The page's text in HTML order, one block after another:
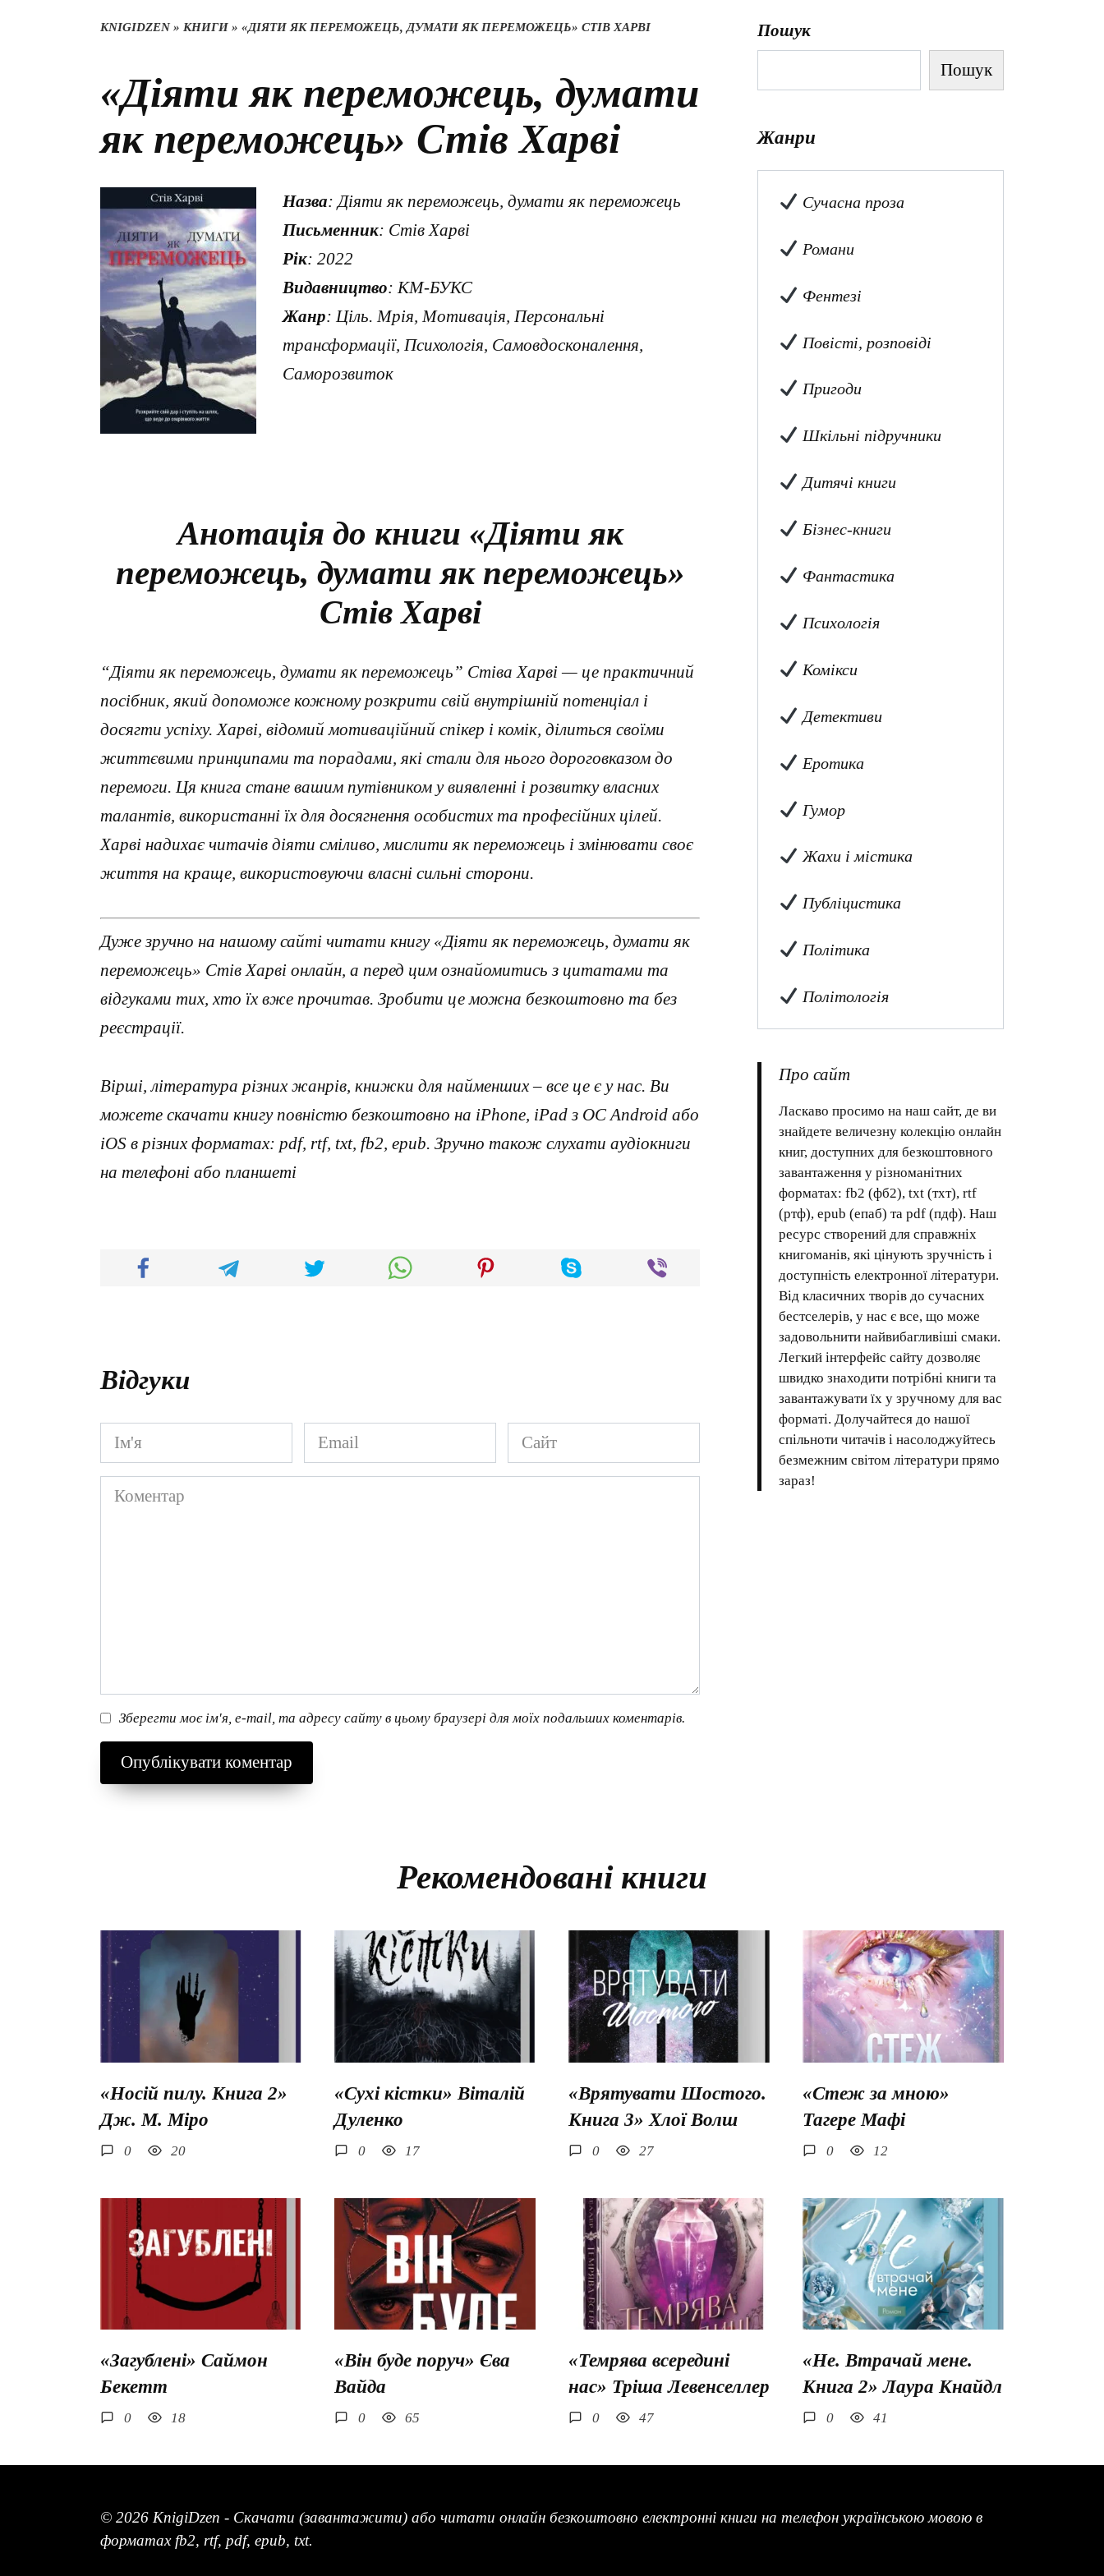
KNIGIDZEN» КНИГИ » «ДІЯТИ ЯК ПЕРЕМОЖЕЦЬ, ДУМАТИ ЯК ПЕРЕМОЖЕЦЬ» СТІВ ХАРВІ
«Діяти як переможець, думати
як переможець» Стів Харві
Назва: Діяти як переможець, думати як переможець
Письменник: Стів Харві
Рік: 2022
Видавництво: КМ-БУКС
Жанр: Ціль. Мрія, Мотивація, Персональні
трансформації, Психологія, Самовдосконалення,
Саморозвиток
Анотація до книги «Діяти як
переможець, думати як переможець»
Стів Харві
“Діяти як переможець, думати як переможець” Стіва Харві — це практичний
посібник, який допоможе кожному розкрити свій внутрішній потенціал і
досягти успіху. Харві, відомий мотиваційний спікер і комік, ділиться своїми
життєвими принципами та порадами, які стали для нього дороговказом до
перемоги. Ця книга стане вашим путівником у виявленні і розвитку власних
талантів, використанні їх для досягнення особистих та професійних цілей.
Харві надихає читачів діяти сміливо, мислити як переможець і змінювати своє
життя на краще, використовуючи власні сильні сторони.
Дуже зручно на нашому сайті читати книгу «Діяти як переможець, думати як
переможець» Стів Харві онлайн, а перед цим ознайомитись з цитатами та
відгуками тих, хто їх вже прочитав. Зробити це можна безкоштовно та без
реєстрації.
Вірші, література різних жанрів, книжки для найменших – все це є у нас. Ви
можете скачати книгу повністю безкоштовно на iPhone, iPad з ОС Android або
iOS в різних форматах: pdf, rtf, txt, fb2, epub. Зручно також слухати аудіокниги
на телефоні або планшеті
Відгуки
Ім'я
*
Email
*
Сайт
Коментар
Зберегти моє ім'я, e-mail, та адресу сайту в цьому браузері для моїх подальших коментарів.
Пошук
Пошук
Жанри
Сучасна проза
Романи
Фентезі
Повісті, розповіді
Пригоди
Шкільні підручники
Дитячі книги
Бізнес-книги
Фантастика
Психологія
Комікси
Детективи
Еротика
Гумор
Жахи і містика
Публіцистика
Політика
Політологія
Про сайт
Ласкаво просимо на наш сайт, де ви
знайдете величезну колекцію онлайн
книг, доступних для безкоштовного
завантаження у різноманітних
форматах: fb2 (фб2), txt (тхт), rtf
(ртф), epub (епаб) та pdf (пдф). Наш
ресурс створений для справжніх
книгоманів, які цінують зручність і
доступність електронної літератури.
Від класичних творів до сучасних
бестселерів, у нас є все, що може
задовольнити найвибагливіші смаки.
Легкий інтерфейс сайту дозволяє
швидко знаходити потрібні книги та
завантажувати їх у зручному для вас
форматі. Долучайтеся до нашої
спільноти читачів і насолоджуйтесь
безмежним світом літератури прямо
зараз!
Рекомендовані книги
«Носій пилу. Книга 2»
Дж. М. Міро
0 20
«Сухі кістки» Віталій
Дуленко
0 17
«Врятувати Шостого.
Книга 3» Хлої Волш
0 27
«Стеж за мною»
Тагере Мафі
0 12
«Загублені» Саймон
Бекетт
0 18
«Він буде поруч» Єва
Вайда
0 65
«Темрява всередині
нас» Тріша Левенселлер
0 47
«Не. Втрачай мене.
Книга 2» Лаура Кнайдл
0 41
© 2026 KnigiDzen - Скачати (завантажити) або читати онлайн безкоштовно електронні книги на телефон українською мовою в
форматах fb2, rtf, pdf, epub, txt.